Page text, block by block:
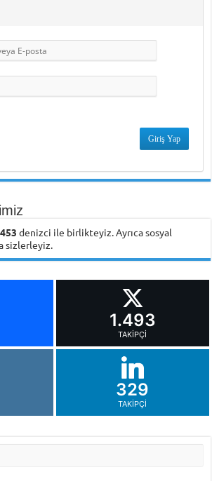
denizci ile birlikteyiz. Ayrıca sosyal
sizlerleyiz.
1.493
TAKIPÇI
329
TAKIPÇI